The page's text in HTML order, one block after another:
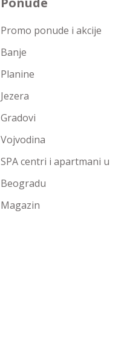
Promo ponude i akcije
Banje
Planine
Jezera
Gradovi
Vojvodina
SPA centri i apartmani u
Beogradu
Magazin